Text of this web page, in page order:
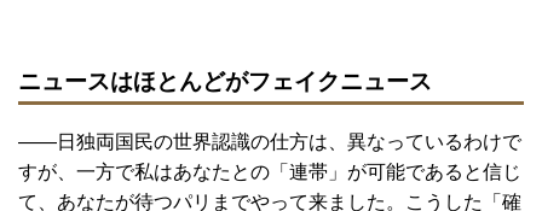
ニュースはほとんどがフェイクニュース
――日独両国民の世界認識の仕方は、異なっているわけで
すが、一方で私はあなたとの「連帯」が可能であると信じ
て、あなたが待つパリまでやって来ました。こうした「確